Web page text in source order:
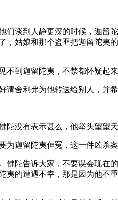
到人静更深的时候，迦留
姑娘和那个盗匪把迦留陀夷
到迦留陀夷，不禁都怀疑起来
利弗为他转送给别人，并希
没有表示甚么，他举头望望天
迦留陀夷伸冤，这一件凶杀案
告诉大家，不要误会现在
的遭遇不幸，那是因为他不